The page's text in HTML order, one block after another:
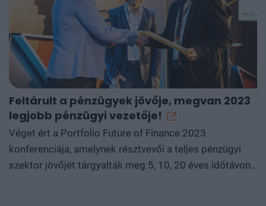
Feltárult a pénzügyek jövője, megvan 2023
legjobb pénzügyi vezetője!
Véget ért a Portfolio Future of Finance 2023
konferenciája, amelynek résztvevői a teljes pénzügyi
szektor jövőjét tárgyalták meg 5, 10, 20 éves időtávon.